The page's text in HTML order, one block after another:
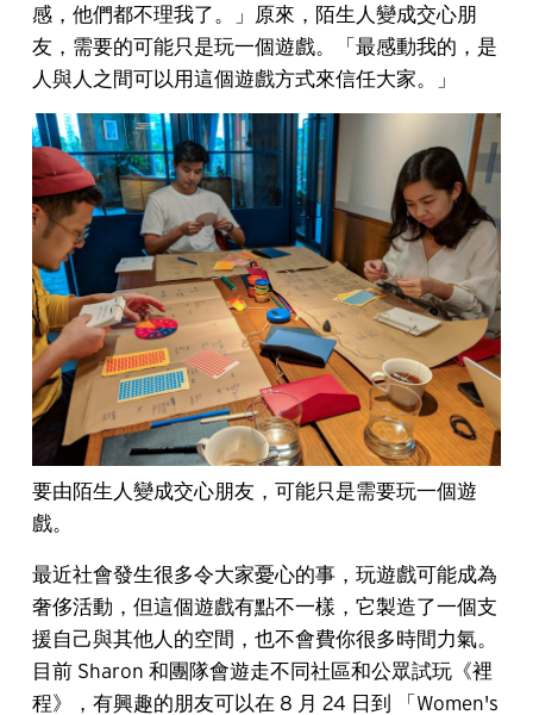
感，他們都不理我了。」原來，陌生人變成交心朋
友，需要的可能只是玩一個遊戲。「最感動我的，是
人與人之間可以用這個遊戲方式來信任大家。」
要由陌生人變成交心朋友，可能只是需要玩一個遊
戲。
最近社會發生很多令大家憂心的事，玩遊戲可能成為
奢侈活動，但這個遊戲有點不一樣，它製造了一個支
援自己與其他人的空間，也不會費你很多時間力氣。
目前 Sharon 和團隊會遊走不同社區和公眾試玩《裡
程》，有興趣的朋友可以在 8 月 24 日到 「Women's